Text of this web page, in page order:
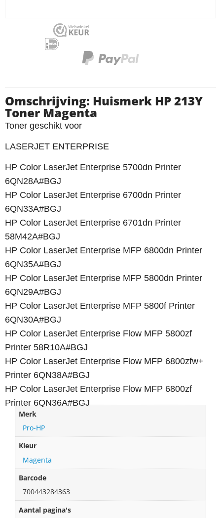
Omschrijving: Huismerk HP 213Y
Toner Magenta
Toner geschikt voor
LASERJET ENTERPRISE
HP Color LaserJet Enterprise 5700dn Printer
6QN28A#BGJ
HP Color LaserJet Enterprise 6700dn Printer
6QN33A#BGJ
HP Color LaserJet Enterprise 6701dn Printer
58M42A#BGJ
HP Color LaserJet Enterprise MFP 6800dn Printer
6QN35A#BGJ
HP Color LaserJet Enterprise MFP 5800dn Printer
6QN29A#BGJ
HP Color LaserJet Enterprise MFP 5800f Printer
6QN30A#BGJ
HP Color LaserJet Enterprise Flow MFP 5800zf
Printer 58R10A#BGJ
HP Color LaserJet Enterprise Flow MFP 6800zfw+
Printer 6QN38A#BGJ
HP Color LaserJet Enterprise Flow MFP 6800zf
Printer 6QN36A#BGJ
Merk
Pro-HP
Kleur
Magenta
Barcode
700443284363
Aantal pagina's